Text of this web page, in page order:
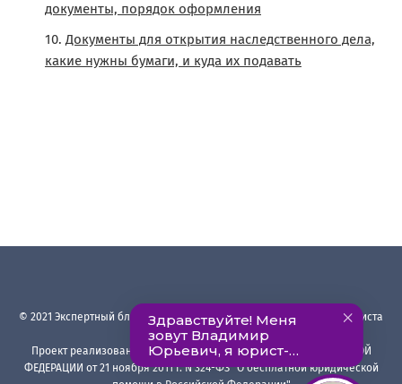
документы, порядок оформления
Документы для открытия наследственного дела,
какие нужны бумаги, и куда их подавать
© 2021 Экспертный блог Ардашева Владимира ·Авторский блог юриста
с опытом более 23 лет
Проект реализован в рамках ФЕДЕРАЛЬНОГО ЗАКОНА РОССИЙСКОЙ
ФЕДЕРАЦИИ от 21 ноября 2011 г. N 324-ФЗ "О бесплатной юридической